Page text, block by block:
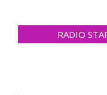
RADIO